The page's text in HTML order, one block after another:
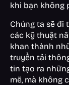
khi bạn không
Chúng ta sẽ đi
các kỹ thuật
khan thành
truyền tải
tin tạo ra
mẽ, mà không